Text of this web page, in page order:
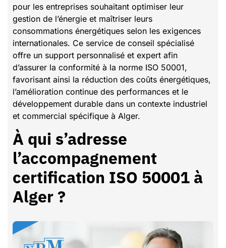
pour les entreprises souhaitant optimiser leur
gestion de l’énergie et maîtriser leurs
consommations énergétiques selon les exigences
internationales. Ce service de conseil spécialisé
offre un support personnalisé et expert afin
d’assurer la conformité à la norme ISO 50001,
favorisant ainsi la réduction des coûts énergétiques,
l’amélioration continue des performances et le
développement durable dans un contexte industriel
et commercial spécifique à Alger.
À qui s’adresse
l’accompagnement
certification ISO 50001 à
Alger ?